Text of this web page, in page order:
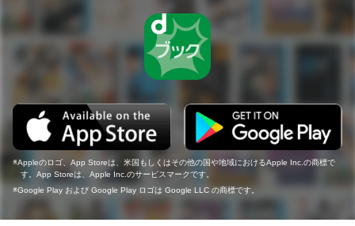
Appleのロゴ、App Storeは、米国もしくはその他の国や地域におけるApple Inc.の商標で
す。App Storeは、Apple Inc.のサービスマークです。
Google Play および Google Play ロゴは Google LLC の商標です。